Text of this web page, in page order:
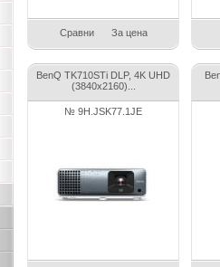
Сравни За цена
BenQ TK710STi DLP, 4K UHD
(3840x2160)...
№ 9H.JSK77.1JE